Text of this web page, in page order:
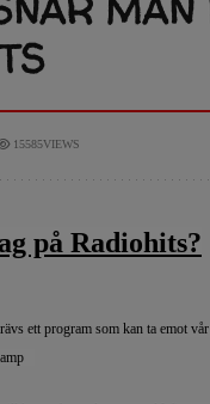
15585VIEWS
på Radiohits?
ett program som kan ta emot